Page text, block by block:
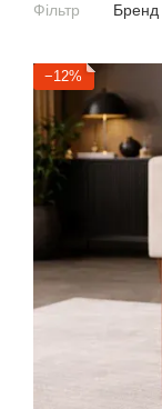
Фільтр Бренд
−12%